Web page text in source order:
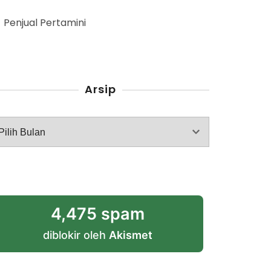
Penjual Pertamini
Arsip
4,475 spam
diblokir oleh Akismet